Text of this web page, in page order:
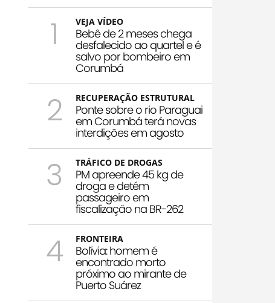
1 VEJA VÍDEO
Bebê de 2 meses chega
desfalecido ao quartel e é
salvo por bombeiro em
Corumbá
2 RECUPERAÇÃO ESTRUTURAL
Ponte sobre o rio Paraguai
em Corumbá terá novas
interdições em agosto
3 TRÁFICO DE DROGAS
PM apreende 45 kg de
droga e detém
passageiro em
fiscalização na BR-262
4 FRONTEIRA
Bolívia: homem é
encontrado morto
próximo ao mirante de
Puerto Suárez